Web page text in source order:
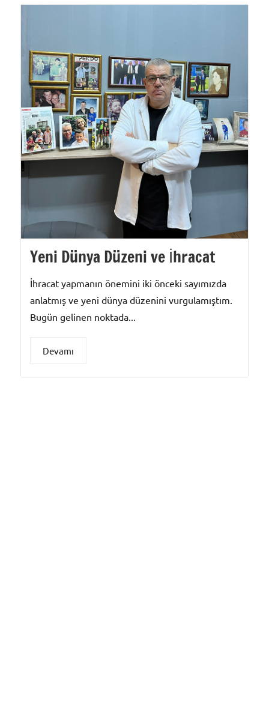
Yeni Dünya Düzeni ve İhracat
İhracat yapmanın önemini iki önceki sayımızda
anlatmış ve yeni dünya düzenini vurgulamıştım.
Bugün gelinen noktada...
Devamı